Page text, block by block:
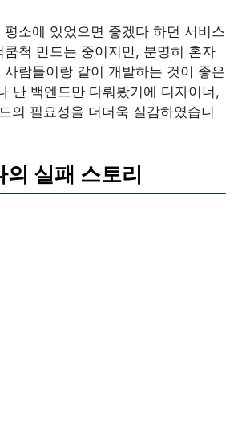
평소에 있었으면 좋겠다 하던 서비스
쿰척 만드는 중이지만, 분명히 혼자
람들이랑 같이 개발하는 것이 좋은
난 백엔드만 다뤄봤기에 디자이너,
의 필요성을 더더욱 실감하였습니
의 실패 스토리